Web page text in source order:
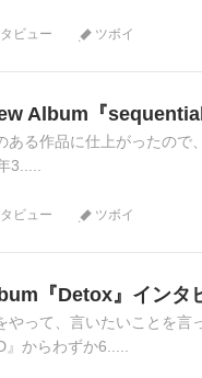
タビュー ツボイ
Album『
ある作品に仕上がったの
3.....
タビュー ツボイ
『Detox』インタ
やって、言いたいことを
』からわずか6.....